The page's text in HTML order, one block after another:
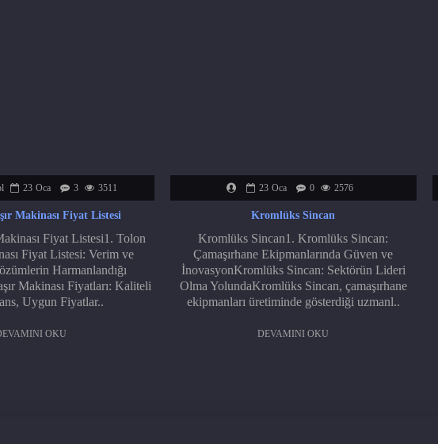
23 Oca 3 3511
Makinası Fiyat Listesi
Fiyat Listesi1. Tolon
Fiyat Listesi: Verim ve
Harmanlandığı
Makinası Fiyatları: Kaliteli
Uygun Fiyatlar..
OKU
23 Oca 0 2576
Kromlüks Sincan
Kromlüks Sincan1. Kromlüks Sincan:
Çamaşırhane Ekipmanlarında Güven ve
İnovasyonKromlüks Sincan: Sektörün Lideri
Olma YolundaKromlüks Sincan, çamaşırhane
ekipmanları üretiminde gösterdiği uzmanl..
DEVAMINI OKU